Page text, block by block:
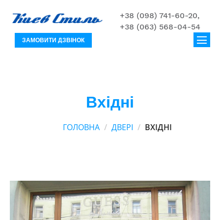
+38 (098) 741-60-20,
+38 (063) 568-04-54
ЗАМОВИТИ ДЗВІНОК
Вхідні
ГОЛОВНА ДВЕРІ ВХІДНІ